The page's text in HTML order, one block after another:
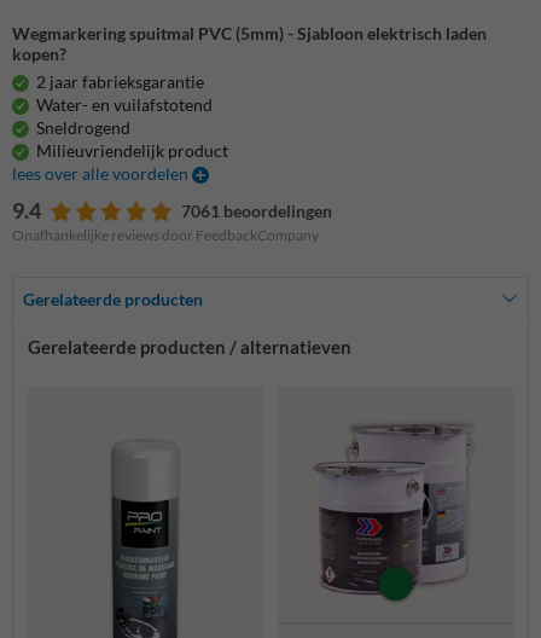
Wegmarkering spuitmal PVC (5mm) - Sjabloon elektrisch laden
kopen?
2 jaar fabrieksgarantie
Water- en vuilafstotend
Sneldrogend
Milieuvriendelijk product
lees over alle voordelen
9.4 7061 beoordelingen
Onafhankelijke reviews door FeedbackCompany
Gerelateerde producten
Gerelateerde producten / alternatieven